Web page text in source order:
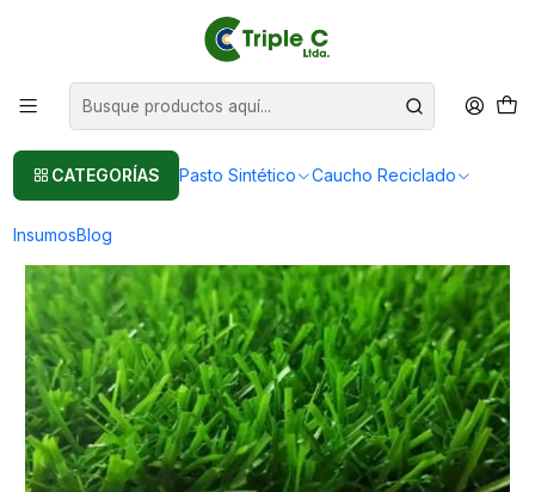
CATEGORÍAS Pasto Sintético Caucho Reciclado
InsumosBlog
Pasto sintético Para Jardín
20mm en Rollo de 100 m2, Pasto sintético Para Patio